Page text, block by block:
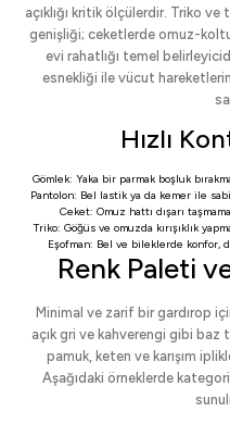
açıklığı kritik ölçülerdir. Triko
genişliği; ceketlerde omuz-
evi rahatlığı temel
esnekliği ile vücut
Hızlı
Gömlek: Yaka bir parmak boşluk
Pantolon: Bel lastik ya da kemer ile
Ceket: Omuz hattı dışarı
Triko: Göğüs ve omuzda kırışıklık
Eşofman: Bel ve bileklerde konfor,
Renk Paleti
Minimal ve zarif bir gardırop
açık gri ve kahverengi gibi
pamuk, keten ve karışım
Aşağıdaki örneklerde